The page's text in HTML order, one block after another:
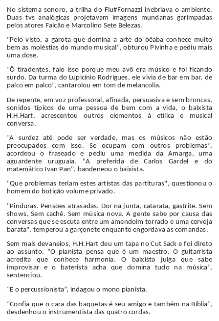
No sistema sonoro, a trilha do Flu#Fornazzi inebriava o ambiente.
Duas tvs analógicas projetavam imagens mundanas garimpadas
pelos atores Falcão e Marcolino Sete Belezas.
"Pelo visto, a garota que domina a arte do bêaba conhece muito
bem as moléstias do mundo musical", obturou Pivinha e pediu mais
uma dose.
“Ô tiradentes, falo isso porque meu avô era músico e foi ficando
surdo. Da turma do Lupicínio Rodrigues, ele vivia de bar em bar, de
palco em palco”, cantarolou em tom de melancolia.
De repente, em voz professoral, afinada, persuasiva e sem broncas,
sonidos típicos de uma pessoa de bem com a vida, o baixista
H.H.Hart, acrescentou outros elementos à etílica e musical
conversa.
“A surdez até pode ser verdade, mas os músicos não estão
preocupados com isso. Se ocupam com outros problemas”,
acordeou o fraseado e pediu uma medida da Amarga, uma
aguardente uruguaia. "A preferida de Carlos Gardel e do
matemático Ivan Pan", bandeneou o baixista.
"Que problemas teriam estes artistas das partituras", questionou o
homem do boticão volume privado.
"Pinduras. Pensões atrasadas. Dor na junta, catarata, gastrite. Sem
shows. Sem cachê. Sem música nova. A gente sabe por causa das
conversas que se escuta entre um amendoim torrado e uma cerveja
barata", temperou a garçonete enquanto engordava as comandas.
Sem mais devaneios, H.H.Hart deu um tapa no Cut Sack e foi direto
ao assunto. “O pianista pensa que é um maestro. O guitarrista
acredita que conhece harmonia. O baixista julga que sabe
improvisar e o baterista acha que domina tudo na música”,
sentenciou.
“E o percussionista”, indagou o mono pianista.
“Confia que o cara das baquetas é seu amigo e também na Bíblia”,
desdenhou o instrumentista das quatro cordas.